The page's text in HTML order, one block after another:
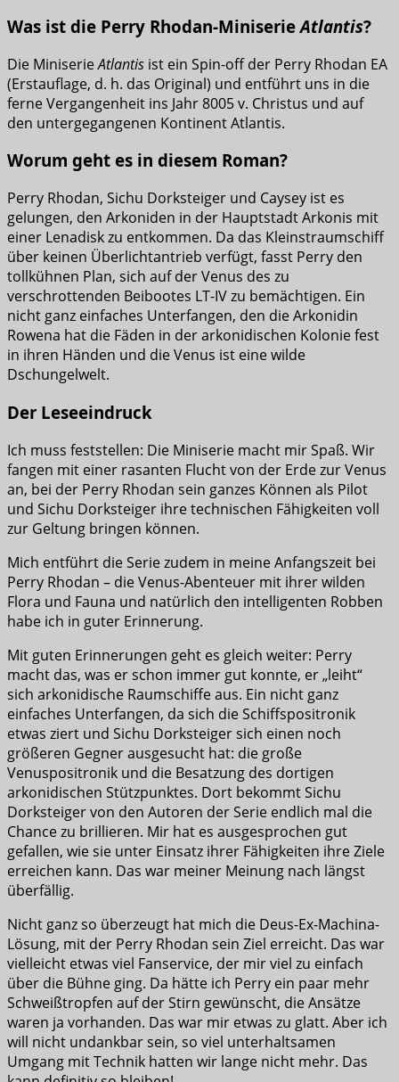
Was ist die Perry Rhodan-MiniserieAtlantis?
Die MiniserieAtlantis ist ein Spin-off der Perry Rhodan EA
(Erstauflage, d. h. das Original) und entführt uns in die
ferne Vergangenheit ins Jahr 8005 v. Christus und auf
den untergegangenen Kontinent Atlantis.
Worum geht es in diesem Roman?
Perry Rhodan, Sichu Dorksteiger und Caysey ist es
gelungen, den Arkoniden in der Hauptstadt Arkonis mit
einer Lenadisk zu entkommen. Da das Kleinstraumschiff
über keinen Überlichtantrieb verfügt, fasst Perry den
tollkühnen Plan, sich auf der Venus des zu
verschrottenden Beibootes LT-IV zu bemächtigen. Ein
nicht ganz einfaches Unterfangen, den die Arkonidin
Rowena hat die Fäden in der arkonidischen Kolonie fest
in ihren Händen und die Venus ist eine wilde
Dschungelwelt.
Der Leseeindruck
Ich muss feststellen: Die Miniserie macht mir Spaß. Wir
fangen mit einer rasanten Flucht von der Erde zur Venus
an, bei der Perry Rhodan sein ganzes Können als Pilot
und Sichu Dorksteiger ihre technischen Fähigkeiten voll
zur Geltung bringen können.
Mich entführt die Serie zudem in meine Anfangszeit bei
Perry Rhodan – die Venus-Abenteuer mit ihrer wilden
Flora und Fauna und natürlich den intelligenten Robben
habe ich in guter Erinnerung.
Mit guten Erinnerungen geht es gleich weiter: Perry
macht das, was er schon immer gut konnte, er „leiht“
sich arkonidische Raumschiffe aus. Ein nicht ganz
einfaches Unterfangen, da sich die Schiffspositronik
etwas ziert und Sichu Dorksteiger sich einen noch
größeren Gegner ausgesucht hat: die große
Venuspositronik und die Besatzung des dortigen
arkonidischen Stützpunktes. Dort bekommt Sichu
Dorksteiger von den Autoren der Serie endlich mal die
Chance zu brillieren. Mir hat es ausgesprochen gut
gefallen, wie sie unter Einsatz ihrer Fähigkeiten ihre Ziele
erreichen kann. Das war meiner Meinung nach längst
überfällig.
Nicht ganz so überzeugt hat mich die Deus-Ex-Machina-
Lösung, mit der Perry Rhodan sein Ziel erreicht. Das war
vielleicht etwas viel Fanservice, der mir viel zu einfach
über die Bühne ging. Da hätte ich Perry ein paar mehr
Schweißtropfen auf der Stirn gewünscht, die Ansätze
waren ja vorhanden. Das war mir etwas zu glatt. Aber ich
will nicht undankbar sein, so viel unterhaltsamen
Umgang mit Technik hatten wir lange nicht mehr. Das